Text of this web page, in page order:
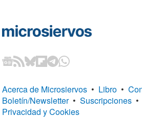
Acerca de Microsiervos • Libro •
Boletín/Newsletter • Suscripciones •
Privacidad y Cookies